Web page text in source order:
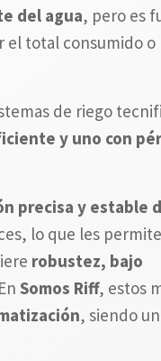
del agua, pero es
el total consumido
de riego
y uno con
precisa y estable
lo que les
robustez, bajo
Somos Riff, estos
, siendo